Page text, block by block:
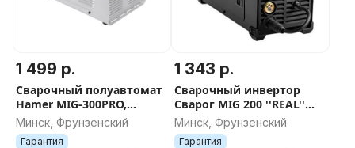
1 499 р.
Сварочный полуавтомат
Hamer MIG-300PRO,
Z00700100100051
Минск, Фрунзенский
Гарантия
1 343 р.
Сварочный инвертор
Сварог MIG 200 ''REAL''
(N24002N) Black
(маска+краги)
Минск, Фрунзенский
Гарантия